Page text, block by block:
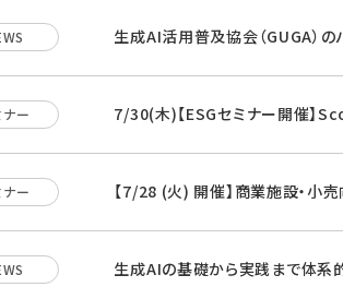
生成AI活用普及協会（GUGA）
ナー 7/30(木)【ESGセミナー開催】
ナー 【7/28 (火) 開催】商業施設・小
生成AIの基礎から実践まで体系